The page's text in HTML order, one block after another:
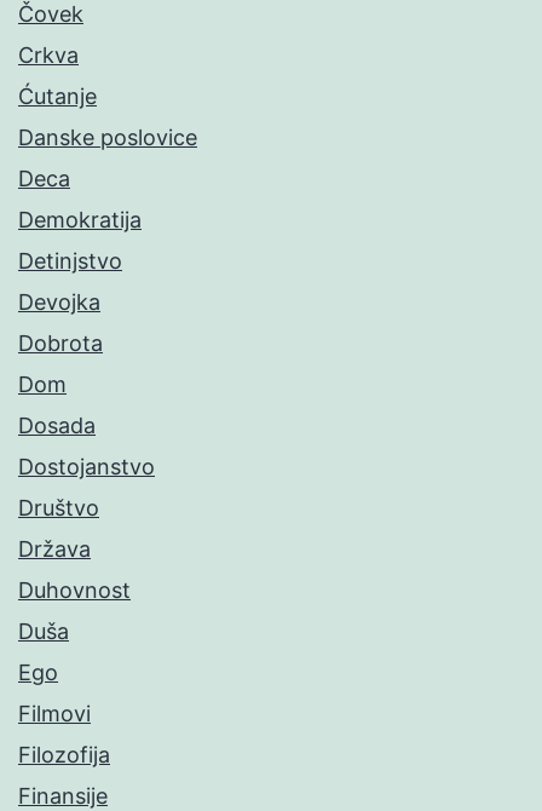
Čovek
Crkva
Ćutanje
Danske poslovice
Deca
Demokratija
Detinjstvo
Devojka
Dobrota
Dom
Dosada
Dostojanstvo
Društvo
Država
Duhovnost
Duša
Ego
Filmovi
Filozofija
Finansije